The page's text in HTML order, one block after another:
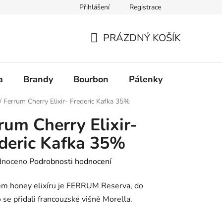
Přihlášení Registrace
KOŠÍK
PRÁZDNÝ KOŠÍK
Brandy Bourbon Pálenky
/ Ferrum Cherry Elixir- Frederic Kafka 35%
Cherry Elixir-
Kafka 35%
Podrobnosti hodnocení
honey elixíru je FERRUM Reserva, do
se přidali francouzské višně Morella.